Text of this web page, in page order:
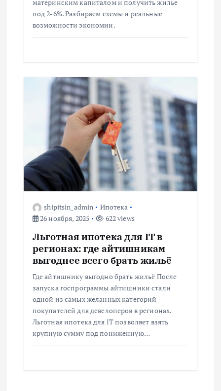
материнским капиталом и получить жилье
под 2-6%. Разбираем схемы и реальные
возможности экономии.
shipitsin_admin
Ипотека
26 ноября, 2025
622 views
Льготная ипотека для IT в
регионах: где айтишникам
выгоднее всего брать жильё
Где айтишнику выгодно брать жильё После
запуска госпрограммы айтишники стали
одной из самых желанных категорий
покупателей для девелоперов в регионах.
Льготная ипотека для IT позволяет взять
крупную сумму под пониженную…